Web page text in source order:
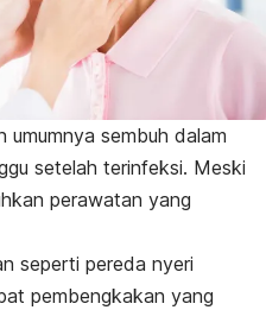
sembuh dalam
setelah terinfeksi. Meski
perawatan yang
seperti pereda nyeri
pembengkakan yang